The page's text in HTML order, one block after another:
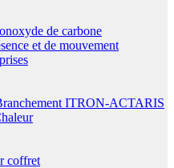
de carbone
et de mouvement
ITRON-ACTARIS
coffret